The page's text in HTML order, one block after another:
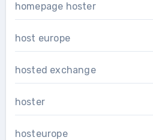
homepage hoster
host europe
hosted exchange
hoster
hosteurope